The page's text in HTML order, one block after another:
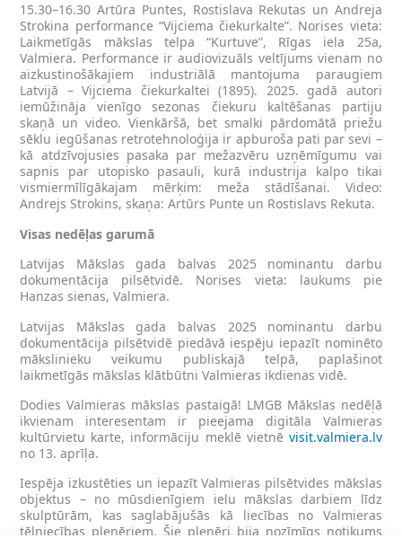
15.30–16.30 Artūra Puntes, Rostislava Rekutas un Andreja
Strokina performance “Vijciema čiekurkalte”. Norises vieta:
Laikmetīgās mākslas telpa “Kurtuve”, Rīgas iela 25a,
Valmiera. Performance ir audiovizuāls veltījums vienam no
aizkustinošākajiem industriālā mantojuma paraugiem
Latvijā – Vijciema čiekurkaltei (1895). 2025. gadā autori
iemūžināja vienīgo sezonas čiekuru kaltēšanas partiju
skaņā un video. Vienkāršā, bet smalki pārdomātā priežu
sēklu iegūšanas retrotehnoloģija ir apburoša pati par sevi –
kā atdzīvojusies pasaka par mežazvēru uzņēmīgumu vai
sapnis par utopisko pasauli, kurā industrija kalpo tikai
vismiermīlīgākajam mērķim: meža stādīšanai. Video:
Andrejs Strokins, skaņa: Artūrs Punte un Rostislavs Rekuta.
Visas nedēļas garumā
Latvijas Mākslas gada balvas 2025 nominantu darbu
dokumentācija pilsētvidē. Norises vieta: laukums pie
Hanzas sienas, Valmiera.
Latvijas Mākslas gada balvas 2025 nominantu darbu
dokumentācija pilsētvidē piedāvā iespēju iepazīt nominēto
mākslinieku veikumu publiskajā telpā, paplašinot
laikmetīgās mākslas klātbūtni Valmieras ikdienas vidē.
Dodies Valmieras mākslas pastaigā! LMGB Mākslas nedēļā
ikvienam interesentam ir pieejama digitāla Valmieras
kultūrvietu karte, informāciju meklē vietnē visit.valmiera.lv
no 13. aprīļa.
Iespēja izkustēties un iepazīt Valmieras pilsētvides mākslas
objektus – no mūsdienīgiem ielu mākslas darbiem līdz
skulptūrām, kas saglabājušās kā liecības no Valmieras
tēlniecības plenēriem. Šie plenēri bija nozīmīgs notikums